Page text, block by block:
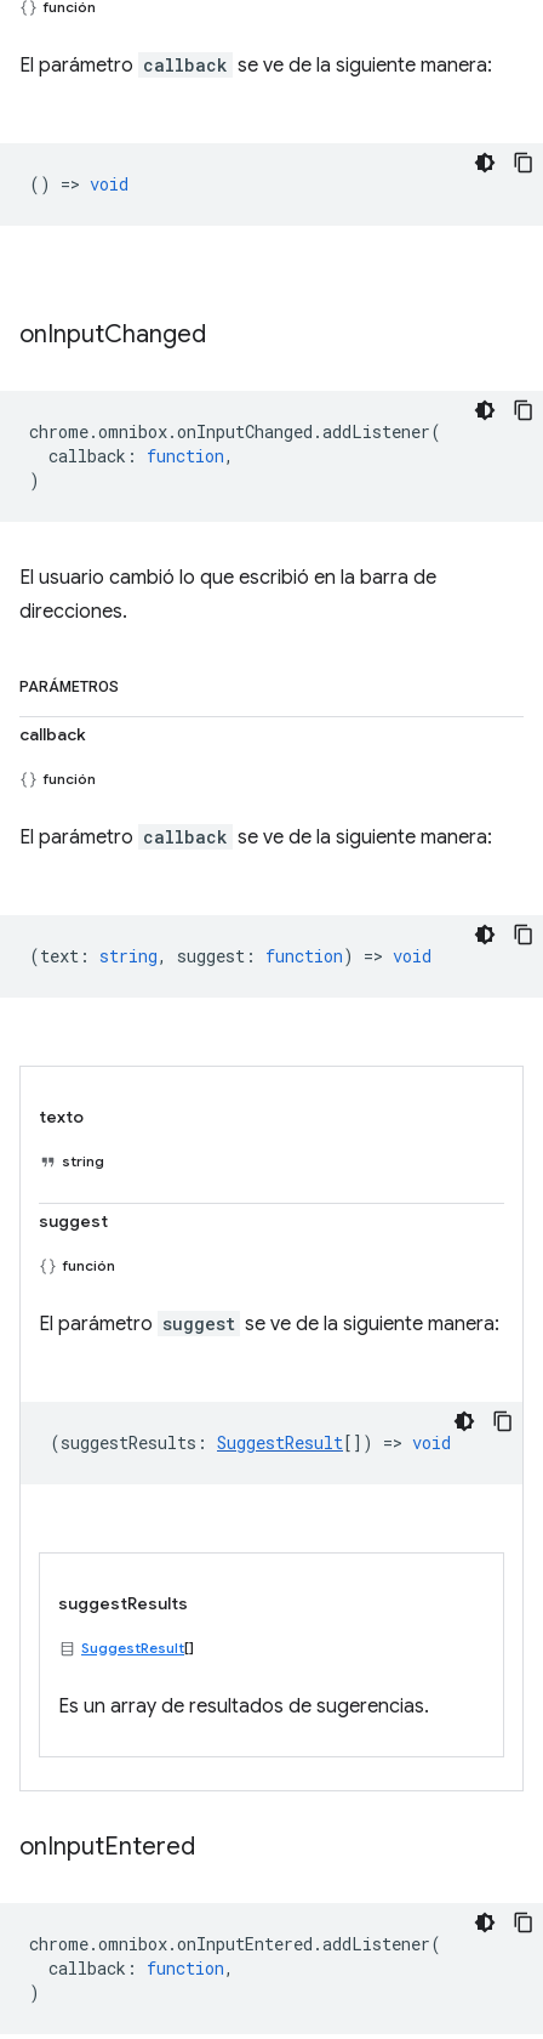
función
El parámetro callback se ve de la siguiente manera:
() => void
onInputChanged
chrome.omnibox.onInputChanged .addListener(
callback : function,
)
El usuario cambió lo que escribió en la barra de
direcciones.
PARÁMETROS
callback
función
El parámetro callback se ve de la siguiente manera:
(text : string, suggest : function) => void
texto
string
suggest
función
El parámetro suggest se ve de la siguiente manera:
(suggestResults : SuggestResult[]) => void
suggestResults
SuggestResult[]
Es un array de resultados de sugerencias.
onInputEntered
chrome.omnibox.onInputEntered .addListener(
callback : function,
)